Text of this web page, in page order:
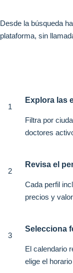
Desde la búsqueda
plataforma, sin
Explora las
Filtra por
doctores
1
Revisa el
Cada perfil
precios y
2
Selecciona
El calendario
elige el
3